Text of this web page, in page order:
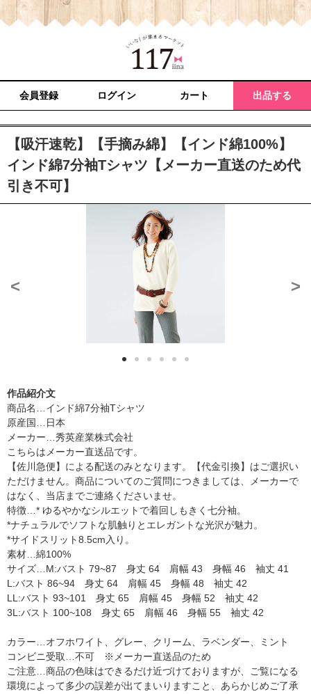
会員登録 ログイン カート 出品する
【吸汗速乾】【手摘み綿】【インド綿100%】
インド綿7分袖Tシャツ【メーカー直送のため代
引き不可】
< >
作品紹介文
商品名…インド綿7分袖Tシャツ
原産国…日本
メーカー…秀英産業株式会社
こちらはメーカー直送品です。
【佐川急便】による配送のみとなります。【代金引換】はご選択い
ただけません。商品についてのご質問につきましては、メーカーで
はなく、当店までご連絡くださいませ。
特徴…* ゆるやかなシルエットで着回しもきく七分袖。
*ナチュラルでソフトな肌触りとエレガントな光沢が魅力。
*サイドスリット8.5cm入り。
素材…綿100%
サイズ…M:バスト 79~87 身丈 64 肩幅 43 身幅 46 袖丈 41
L:バスト 86~94 身丈 64 肩幅 45 身幅 48 袖丈 42
LL:バスト 93~101 身丈 65 肩幅 45 身幅 52 袖丈 42
3L:バスト 100~108 身丈 65 肩幅 46 身幅 55 袖丈 42
カラー…オフホワイト、グレー、クリーム、ラベンダー、ミント
コンビニ受取…不可 ※メーカー直送品のため
ご注意…商品の色味はできるだけ近づけておりますが、ご覧になる
環境によって多少の誤差が出てまいりますこと、あらかじめご了承